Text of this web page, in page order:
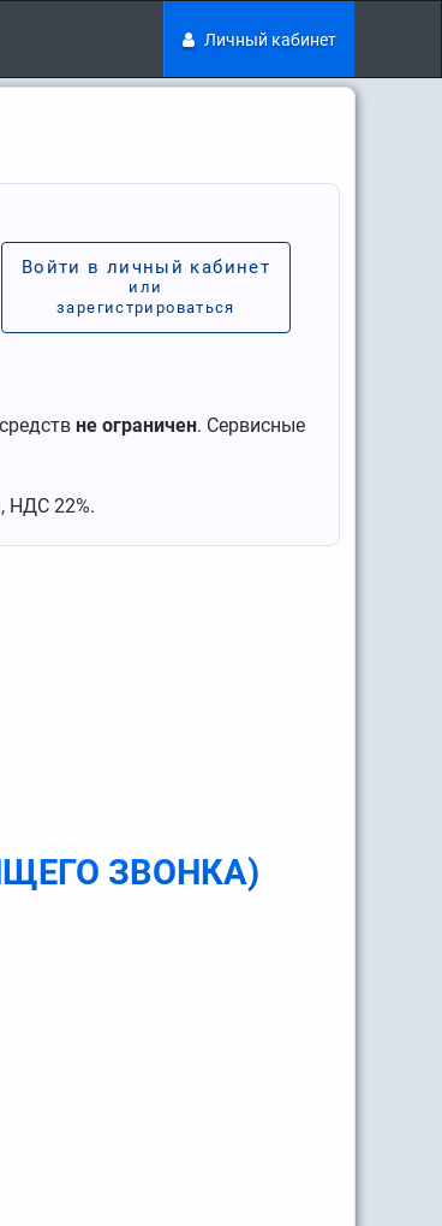
Личный кабинет
Войти в личный кабинет
или
зарегистрироваться
не ограничен. Сервисные
НДС 22%.
ЗВОНКА)